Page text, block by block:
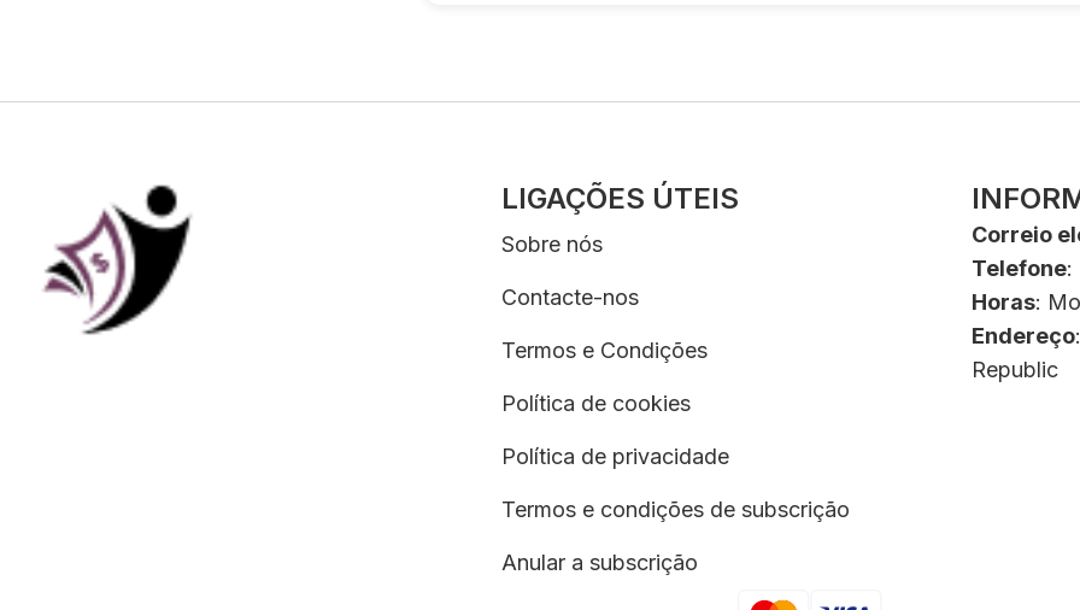
LIGAÇÕES ÚTEIS
Sobre nós
Contacte-nos
Termos e Condições
Política de cookies
Política de privacidade
Termos e condições de subscrição
Anular a subscrição
Correio
Telefone:
Horas:
Endereço
Republic